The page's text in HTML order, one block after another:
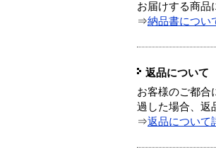
お届けする商品
⇒納品書につい
返品について
お客様のご都合
過した場合、返
⇒返品について